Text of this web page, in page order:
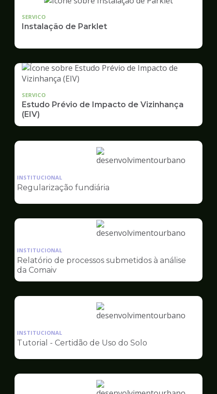
SERVICO
Instalação de Parklet
SERVICO
Estudo Prévio de Impacto de Vizinhança
(EIV)
Ilustração
pagina
Desenvolvimento
Urbano
INSTITUCIONAL
Regularização fundiária
Ilustração
pagina
Desenvolvimento
INSTITUCIONAL
Relatório de processos submetidos à análise
da Comaiv
Ilustração
pagina
Desenvolvimento
Urbano
INSTITUCIONAL
Tutorial - Certidão de Uso do Solo